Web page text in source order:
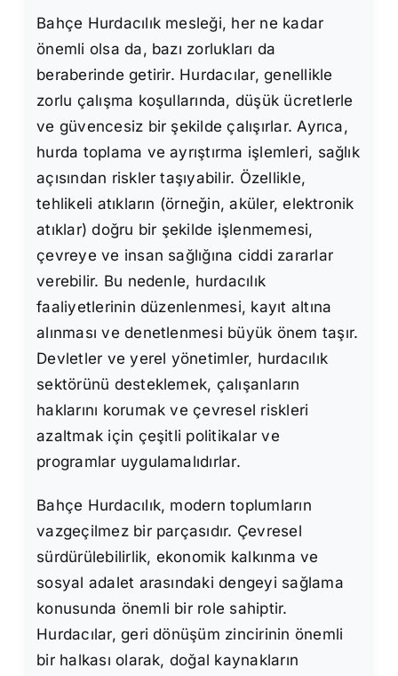
Bahçe Hurdacılık mesleği, her ne kadar
önemli olsa da, bazı zorlukları da
beraberinde getirir. Hurdacılar, genellikle
zorlu çalışma koşullarında, düşük ücretlerle
ve güvencesiz bir şekilde çalışırlar. Ayrıca,
hurda toplama ve ayrıştırma işlemleri, sağlık
açısından riskler taşıyabilir. Özellikle,
tehlikeli atıkların (örneğin, aküler, elektronik
atıklar) doğru bir şekilde işlenmemesi,
çevreye ve insan sağlığına ciddi zararlar
verebilir. Bu nedenle, hurdacılık
faaliyetlerinin düzenlenmesi, kayıt altına
alınması ve denetlenmesi büyük önem taşır.
Devletler ve yerel yönetimler, hurdacılık
sektörünü desteklemek, çalışanların
haklarını korumak ve çevresel riskleri
azaltmak için çeşitli politikalar ve
programlar uygulamalıdırlar.
Bahçe Hurdacılık, modern toplumların
vazgeçilmez bir parçasıdır. Çevresel
sürdürülebilirlik, ekonomik kalkınma ve
sosyal adalet arasındaki dengeyi sağlama
konusunda önemli bir role sahiptir.
Hurdacılar, geri dönüşüm zincirinin önemli
bir halkası olarak, doğal kaynakların